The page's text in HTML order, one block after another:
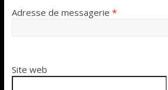
Adresse de messagerie *
Site web